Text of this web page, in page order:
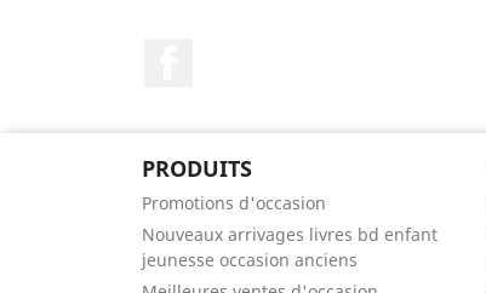
PRODUITS
Promotions d'occasion
Nouveaux arrivages livres bd enfant
jeunesse occasion anciens